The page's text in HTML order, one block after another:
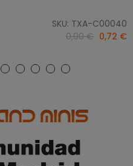
SKU: TXA-C00040
0,90 € 0,72 €